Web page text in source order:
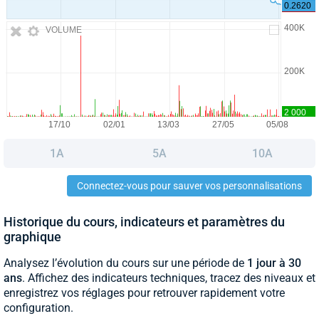
VOLUME
1A 5A 10A
Connectez-vous pour sauver vos personnalisations
Historique du cours, indicateurs et paramètres du
graphique
Analysez l’évolution du cours sur une période de 1 jour à 30
ans. Affichez des indicateurs techniques, tracez des niveaux et
enregistrez vos réglages pour retrouver rapidement votre
configuration.